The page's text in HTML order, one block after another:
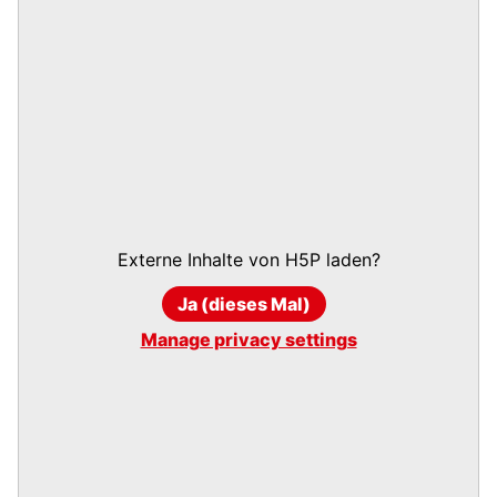
Externe Inhalte von H5Pladen?
Ja (dieses Mal)
Manage privacy settings